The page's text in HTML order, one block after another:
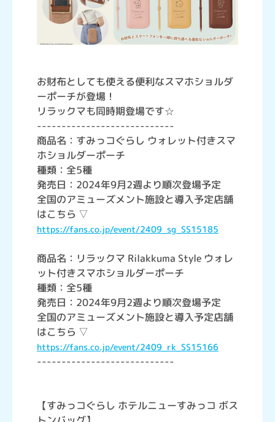
お財布としても使える便利なスマホショルダ
ーポーチが登場！
リラックマも同時期登場です☆
----------------------------
商品名：すみっコぐらし ウォレット付きスマ
ホショルダーポーチ
種類：全5種
発売日：2024年9月2週より順次登場予定
全国のアミューズメント施設と導入予定店舗
はこちら ▽
https://fans.co.jp/event/2409_sg_SS15185
商品名：リラックマ Rilakkuma Style ウォレ
ット付きスマホショルダーポーチ
種類：全5種
発売日：2024年9月2週より順次登場予定
全国のアミューズメント施設と導入予定店舗
はこちら ▽
https://fans.co.jp/event/2409_rk_SS15166
----------------------------
【すみっコぐらし ホテルニューすみっコ ボス